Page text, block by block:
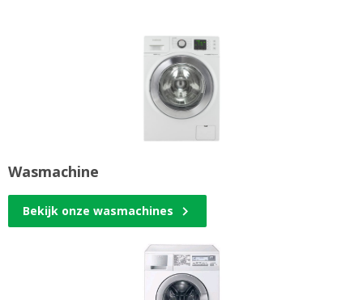
Wasmachine
Bekijk onze wasmachines